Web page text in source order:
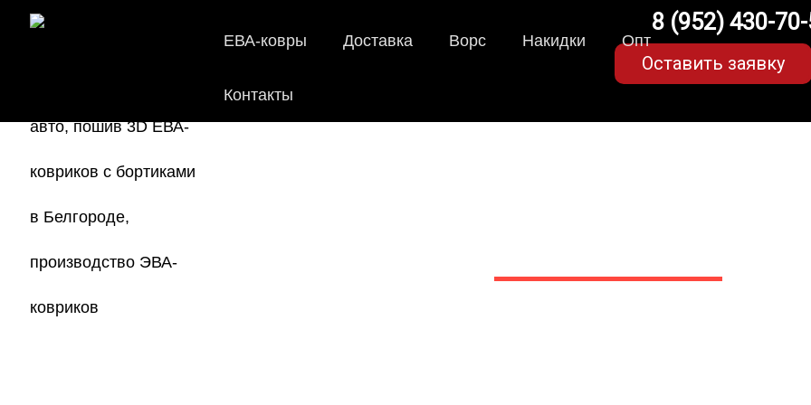
ЕВА-ковры Доставка Ворс Накидки Опт
Контакты
8 (952) 430-
Оставить заявку